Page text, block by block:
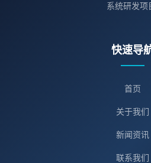
系统研发项
快速导
首页
关于我们
新闻资讯
联系我们